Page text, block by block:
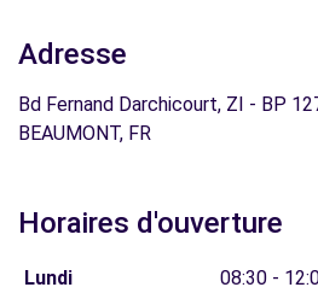
Adresse
Bd Fernand Darchicourt, ZI - BP
BEAUMONT, FR
Horaires d'ouverture
Lundi
08:30 -